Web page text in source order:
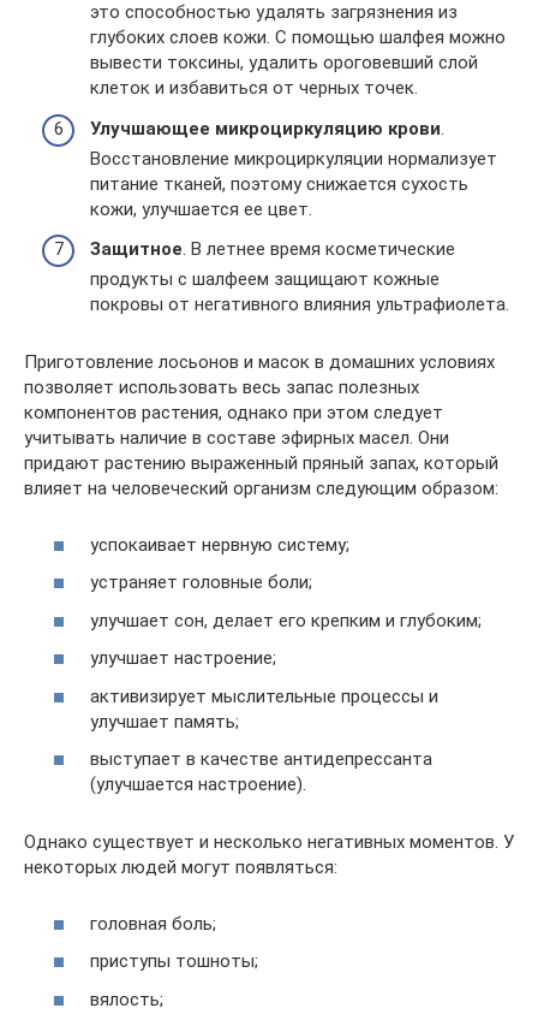
это способностью удалять загрязнения из
глубоких слоев кожи. С помощью шалфея можно
вывести токсины, удалить ороговевший слой
клеток и избавиться от черных точек.
Улучшающее микроциркуляцию крови
Восстановление микроциркуляции нормализует
питание тканей, поэтому снижается сухость
кожи, улучшается ее цвет.
Защитное. В летнее время косметические
продукты с шалфеем защищают кожные
покровы от негативного влияния ультрафиолета.
Приготовление лосьонов и масок в домашних условиях
позволяет использовать весь запас полезных
компонентов растения, однако при этом следует
учитывать наличие в составе эфирных масел. Они
придают растению выраженный пряный запах, который
влияет на человеческий организм следующим образом:
успокаивает нервную систему;
устраняет головные боли;
улучшает сон, делает его крепким и глубоким;
улучшает настроение;
активизирует мыслительные процессы и
улучшает память;
выступает в качестве антидепрессанта
(улучшается настроение).
Однако существует и несколько негативных моментов. У
некоторых людей могут появляться:
головная боль;
приступы тошноты;
вялость;